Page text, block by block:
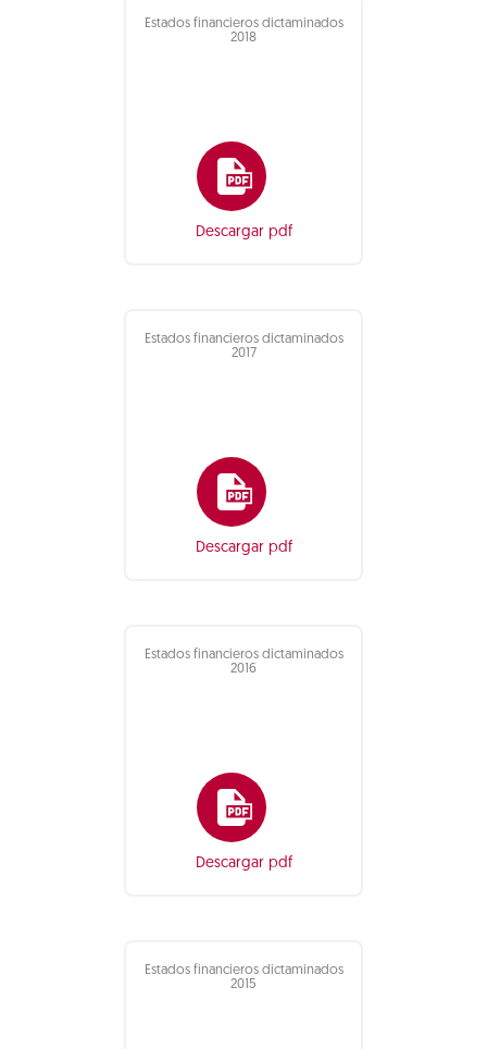
Estados financieros dictaminados
2018
Descargar pdf
Estados financieros dictaminados
2017
Descargar pdf
Estados financieros dictaminados
2016
Descargar pdf
Estados financieros dictaminados
2015